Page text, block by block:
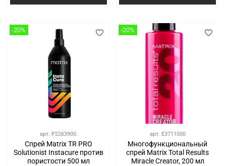
-20%
арт. P2263900.
Спрей Matrix TR PRO
Solutionist Instacure против
пористости 500 мл
-20%
арт. E3711000
Многофункциональный
спрей Matrix Total Results
Miracle Creator, 200 мл